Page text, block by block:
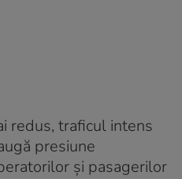
redus, traficul intens
presiune
și pasagerilor